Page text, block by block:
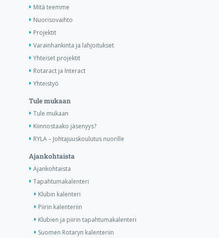
Mitä teemme
Nuorisovaihto
Projektit
Varainhankinta ja lahjoitukset
Yhteiset projektit
Rotaract ja Interact
Yhteistyö
Tule mukaan
Tule mukaan
Kiinnostaako jäsenyys?
RYLA – Johtajuuskoulutus nuorille
Ajankohtaista
Ajankohtaista
Tapahtumakalenteri
Klubin kalenteri
Piirin kalenteriin
Klubien ja piirin tapahtumakalenteri
Suomen Rotaryn kalenteriin